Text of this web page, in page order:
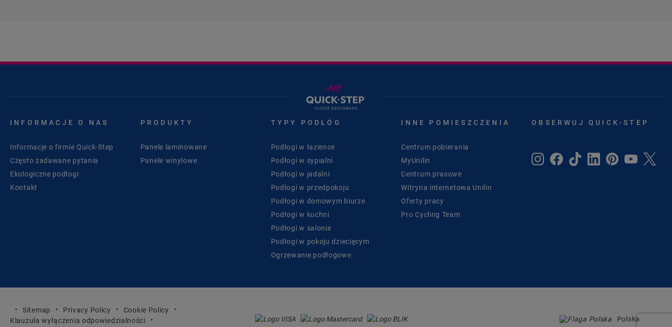
INFORMACJE O NAS
Informacje o firmie Quick-Step
Często zadawane pytania
Ekologiczne podłogi
Kontakt
PRODUKTY
Panele laminowane
Panele winylowe
TYPY PODŁÓG
Podłogi w łazience
Podłogi w sypialni
Podłogi w jadalni
Podłogi w przedpokoju
Podłogi w domowym biurze
Podłogi w kuchni
Podłogi w salonie
Podłogi w pokoju dziecięcym
Ogrzewanie podłogowe
INNE POMIESZCZENIA
Centrum pobierania
MyUnilin
Centrum prasowe
Witryna internetowa Unilin
Oferty pracy
Pro Cycling Team
OBSERWUJ QUICK-STEP
Sitemap Privacy Policy
Cookie Policy
Klauzula wyłączenia odpowiedzialności
Polska